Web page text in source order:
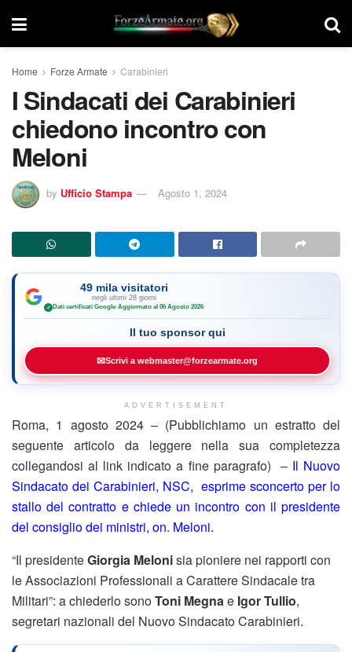
Home Forze Armate Carabinieri
I Sindacati dei Carabinieri
chiedono incontro con
Meloni
by Ufficio Stampa Agosto 1, 2024
49 mila visitatori
negli ultimi 28 giorni
✓ Dati certificati Google·Aggiornato al 06 Agosto 2026
Il tuo sponsor qui
✉Scrivi a webmaster@forzearmate.org
ADVERTISEMENT
Roma, 1 agosto 2024 – (Pubblichiamo un estratto del
seguente articolo da leggere nella sua completezza
collegandosi al link indicato a fine paragrafo) –Il Nuovo
Sindacato dei Carabinieri, NSC, esprime sconcerto per lo
stallo del contratto e chiede un incontro con il presidente
del consiglio dei ministri, on. Meloni.
“Il presidenteGiorgia Melonisia pioniere nei rapporti con
le Associazioni Professionali a Carattere Sindacale tra
Militari”: a chiederlo sonoToni Megnae Igor Tullio,
segretari nazionali del Nuovo Sindacato Carabinieri.